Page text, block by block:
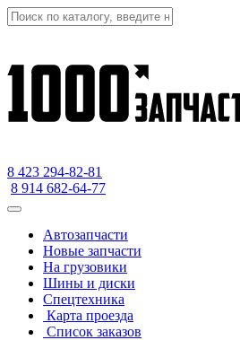
8 423 294-82-81
8 914 682-64-77
Автозапчасти
Новые запчасти
На грузовики
Шины и диски
Спецтехника
Карта проезда
Список заказов